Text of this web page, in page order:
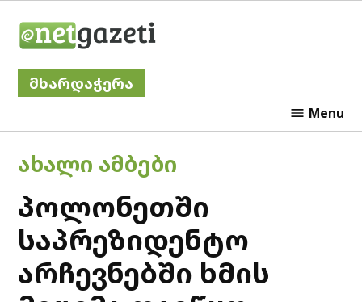
მხარდაჭერა
Menu
POSTED
IN
ᲐᲮᲐᲚᲘ ᲐᲛᲑᲔᲑᲘ
პოლონეთში
საპრეზიდენტო
არჩევნებში ხმის